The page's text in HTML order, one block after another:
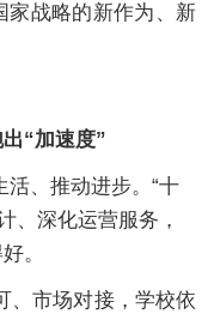
家战略的新作为、新
“加速度”
、推动进步。“十
、深化运营服务，
。
、市场对接，学校依